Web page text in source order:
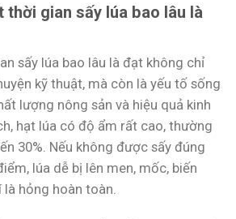
thời gian sấy lúa bao lâu là
sấy lúa bao lâu là đạt không chỉ
kỹ thuật, mà còn là yếu tố sống
lượng nông sản và hiệu quả kinh
hạt lúa có độ ẩm rất cao, thường
30%. Nếu không được sấy đúng
lúa dễ bị lên men, mốc, biến
hỏng hoàn toàn.